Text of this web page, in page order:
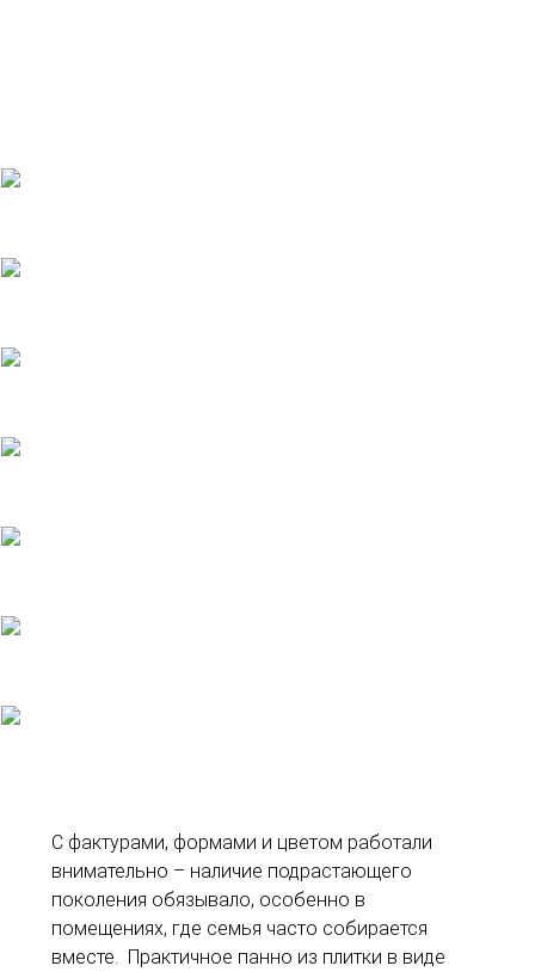
С фактурами, формами и цветом работали
внимательно – наличие подрастающего
поколения обязывало, особенно в
помещениях, где семья часто собирается
вместе. Практичное панно из плитки в виде